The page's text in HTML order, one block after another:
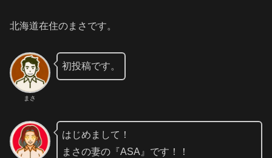
北海道在住のまさです。
まさ
初投稿です。
はじめまして！
まさの妻の『ASA』です！！